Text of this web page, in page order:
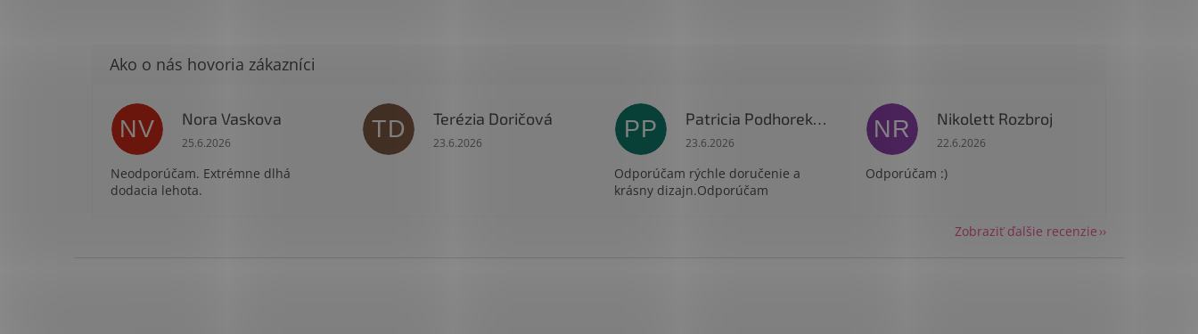
NV Nora Vaskova
Hodnotenie obchodu je 1 z 5 hviezdičiek.
25.6.2026
Neodporúčam. Extrémne dlhá
dodacia lehota.
TD Terézia Doričová
Hodnotenie obchodu je 5 z 5 hviezdičiek.
23.6.2026
PP Patricia Podhorekova
Hodnotenie obchodu je 5 z 5 hviezdičiek.
23.6.2026
Odporúčam rýchle doručenie a
krásny dizajn.Odporúčam
NR Nikolett Rozbroj
Hodnotenie obchodu je 5 z 5 hviezdičiek.
22.6.2026
Odporúčam :)
Zobraziť ďalšie recenzie